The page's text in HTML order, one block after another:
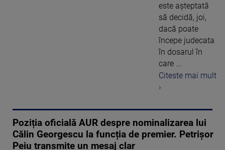
este aşteptată
să decidă, joi,
dacă poate
începe judecata
în dosarul în
care ...
Citeste mai mult
›
Poziția oficială AUR despre nominalizarea lui
Călin Georgescu la funcția de premier. Petrișor
Peiu transmite un mesaj clar